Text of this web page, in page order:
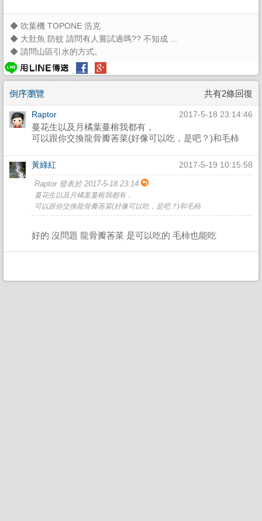
◆ 吹葉機 TOPONE 浩克
◆ 大肚魚 防蚊 請問有人嘗試過嗎?? 不知成 ...
◆ 請問山區引水的方式。
. .
倒序瀏覽 共有2條回復
Raptor 2017-5-18 23:14:46
蔓花生以及月橘葉蔓榕我都有，
可以跟你交換龍骨瓣莕菜(好像可以吃，是吧？)和毛柿
黃綠紅 2017-5-19 10:15:58
Raptor 發表於 2017-5-18 23:14
蔓花生以及月橘葉蔓榕我都有，
可以跟你交換龍骨瓣莕菜(好像可以吃，是吧？)和毛柿
好的 沒問題 龍骨瓣莕菜 是可以吃的 毛柿也能吃